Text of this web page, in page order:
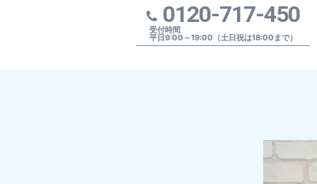
0120-717-450
受付時間
平日9:00～19:00（土日祝は18:00まで）